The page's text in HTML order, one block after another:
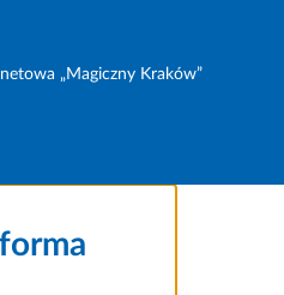
„Magiczny Kraków”